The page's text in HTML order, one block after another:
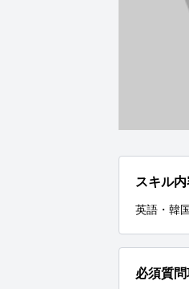
スキル
英語・韓
必須質問